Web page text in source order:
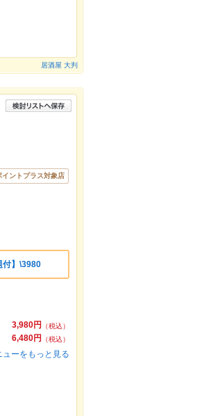
居酒屋 大判
イントプラス対象店
】\3980
3,980円
（税込）
6,480円
（税込）
ューをもっと見る